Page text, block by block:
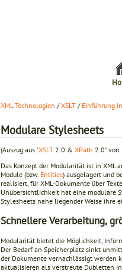
XML-Technologien /XSLT / Einführung
Modulare Stylesheets
(Auszug aus "XSLT 2.0 & XPath 2.0" von
Das Konzept der Modularität ist in
Module (bzw. Entities) ausgelagert und
realisiert, für XML-Dokumente über
Unübersichtlichkeit hat eine modulare
Stylesheets nahe liegender Weise ihre
Schnellere Verarbeitung,
Modularität bietet die Möglichkeit,
Der Bedarf an Speicherplatz sinkt
der Doku­mente vernachlässigt werden
aktualisieren als verstreute Dubletten